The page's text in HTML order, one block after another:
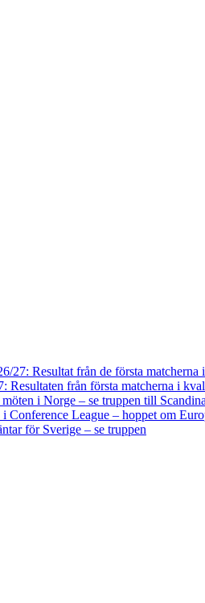
27: Resultat från de första matcherna
Resultaten från första matcherna i
i Norge – se truppen till
i Conference League – hoppet om
för Sverige – se truppen